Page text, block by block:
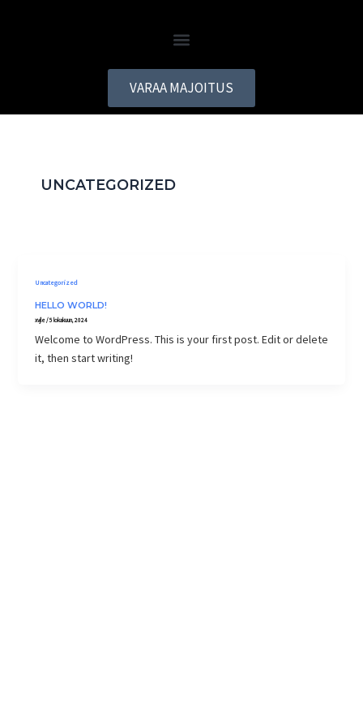
VARAA MAJOITUS
UNCATEGORIZED
Uncategorized
HELLO WORLD!
xvjle/5 lokakuun, 2024
Welcome to WordPress. This is your first post. Edit or delete
it, then start writing!